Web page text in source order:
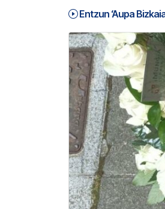
Entzun ‘Aupa